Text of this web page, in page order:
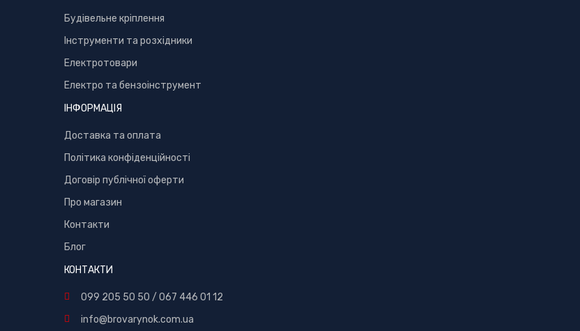
Будівельне кріплення
Інструменти та розхідники
Електротовари
Електро та бензоінструмент
ІНФОРМАЦІЯ
Доставка та оплата
Політика конфіденційності
Договір публічної оферти
Про магазин
Контакти
Блог
КОНТАКТИ
099 205 50 50 / 067 446 01 12
info@brovarynok.com.ua